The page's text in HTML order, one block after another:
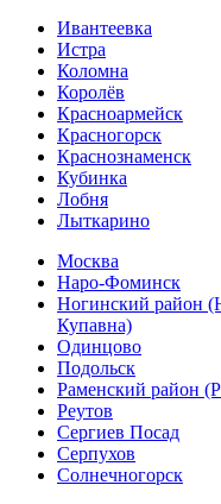
Ивантеевка
Истра
Коломна
Королёв
Красноармейск
Красногорск
Краснознаменск
Кубинка
Лобня
Лыткарино
Москва
Наро-Фоминск
Ногинский район
Купавна)
Одинцово
Подольск
Раменский район
Реутов
Сергиев Посад
Серпухов
Солнечногорск